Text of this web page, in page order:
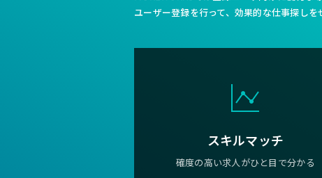
ユーザー登録を行って、効果的な仕事探しを
スキルマッチ
確度の高い求人がひと目で分かる